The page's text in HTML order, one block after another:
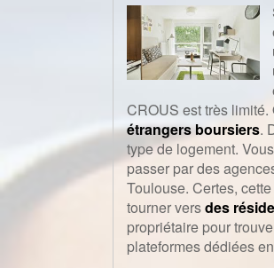
CROUS est très
étrangers boursiers.
type de logement.
passer par des
Toulouse. Certes,
tourner versdes
propriétaire pour
plateformes dédiées